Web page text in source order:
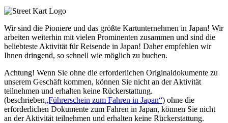
Wir sind die Pioniere und das größte Kartunternehmen in Japan! Wir
arbeiten weiterhin mit vielen Prominenten zusammen und sind die
beliebteste Aktivität für Reisende in Japan! Daher empfehlen wir
Ihnen dringend, so schnell wie möglich zu buchen.
Achtung! Wenn Sie ohne die erforderlichen Originaldokumente zu
unserem Geschäft kommen, können Sie nicht an der Aktivität
teilnehmen und erhalten keine Rückerstattung.
(beschrieben„Führerschein zum Fahren in Japan“) ohne die
erforderlichen Dokumente zum Fahren in Japan, können Sie nicht
an der Aktivität teilnehmen und erhalten keine Rückerstattung.